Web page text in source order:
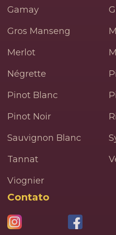
Gamay
Gros Manseng
Merlot
Négrette
Pinot Blanc
Pinot Noir
Sauvignon Blanc
Tannat
Viognier
Contato